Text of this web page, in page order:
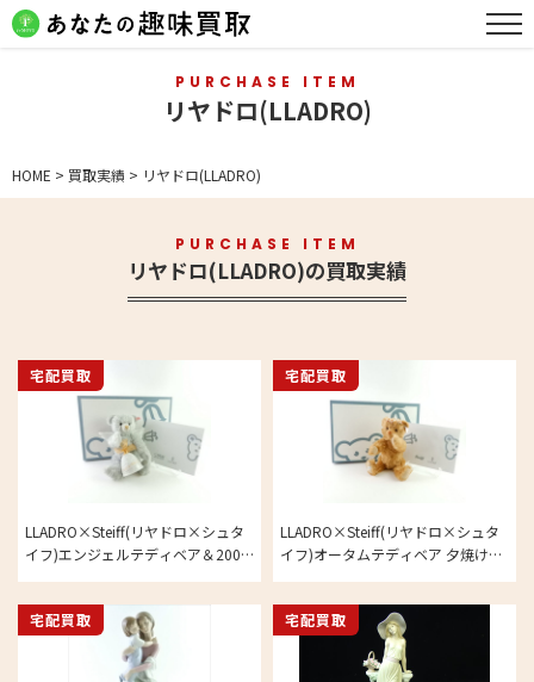
PURCHASE ITEM
リヤドロ(LLADRO)
HOME > 買取実績 > リヤドロ(LLADRO)
PURCHASE ITEM
リヤドロ(LLADRO)の買取実績
LLADRO×Steiff(リヤドロ×シュタ
イフ)エンジェルテディベア＆2007
買取実績
宅配買取
LLADRO×Steiff(リヤドロ×シュタ
イフ)オータムテディベア 夕焼けを
実績
宅配買取
宅配買取 宅配買取